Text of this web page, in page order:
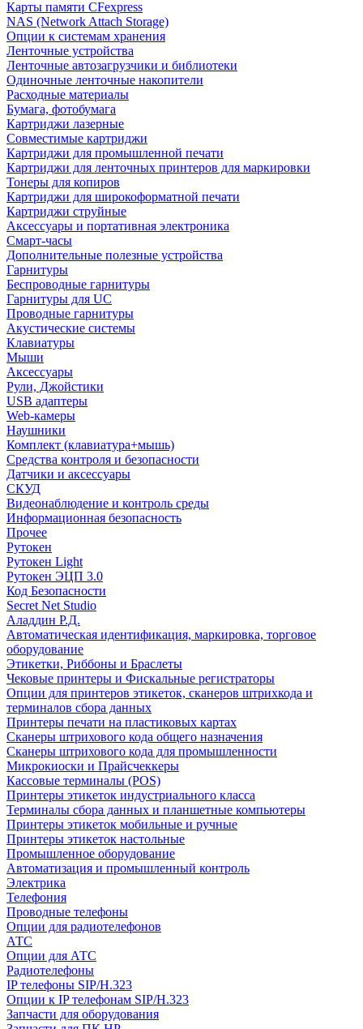
Карты памяти CFexpress
NAS (Network Attach Storage)
Опции к системам хранения
Ленточные устройства
Ленточные автозагрузчики и библиотеки
Одиночные ленточные накопители
Расходные материалы
Бумага, фотобумага
Картриджи лазерные
Совместимые картриджи
Картриджи для промышленной печати
Картриджи для ленточных принтеров для маркировки
Тонеры для копиров
Картриджи для широкоформатной печати
Картриджи струйные
Аксессуары и портативная электроника
Смарт-часы
Дополнительные полезные устройства
Гарнитуры
Беспроводные гарнитуры
Гарнитуры для UC
Проводные гарнитуры
Акустические системы
Клавиатуры
Мыши
Аксессуары
Рули, Джойстики
USB адаптеры
Web-камеры
Наушники
Комплект (клавиатура+мышь)
Средства контроля и безопасности
Датчики и аксессуары
СКУД
Видеонаблюдение и контроль среды
Информационная безопасность
Прочее
Рутокен
Рутокен Light
Рутокен ЭЦП 3.0
Код Безопасности
Secret Net Studio
Аладдин Р.Д.
Автоматическая идентификация, маркировка, торговое
оборудование
Этикетки, Риббоны и Браслеты
Чековые принтеры и Фискальные регистраторы
Опции для принтеров этикеток, сканеров штрихкода и
терминалов сбора данных
Принтеры печати на пластиковых картах
Сканеры штрихового кода общего назначения
Сканеры штрихового кода для промышленности
Микрокиоски и Прайсчеккеры
Кассовые терминалы (POS)
Принтеры этикеток индустриального класса
Терминалы сбора данных и планшетные компьютеры
Принтеры этикеток мобильные и ручные
Принтеры этикеток настольные
Промышленное оборудование
Автоматизация и промышленный контроль
Электрика
Телефония
Проводные телефоны
Опции для радиотелефонов
АТС
Опции для АТС
Радиотелефоны
IP телефоны SIP/H.323
Опции к IP телефонам SIP/H.323
Запчасти для оборудования